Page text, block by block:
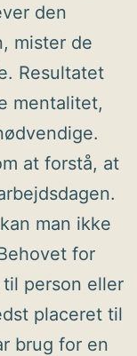
den
mister de
Resultatet
mentalitet,
at forstå, at
man ikke
for
person eller
placeret til
brug for en